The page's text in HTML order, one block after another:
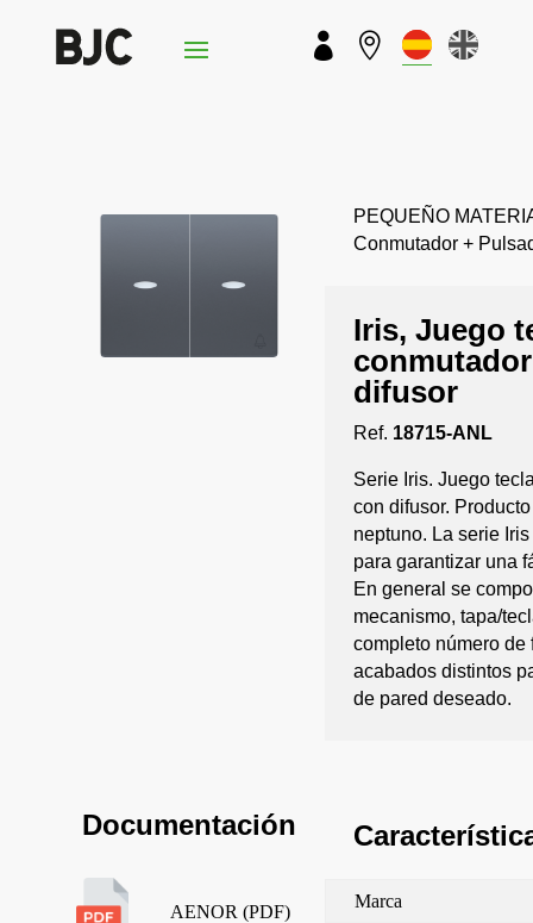
 
PEQUEÑO
Conmutador +
Iris, Juego
difusor
Ref. 18715-ANL
Serie Iris. Juego
con difusor.
neptuno. La serie
para garantizar una
En general se
mecanismo, tapa/
completo número de
acabados distintos
de pared deseado.
Documentación
AENOR (PDF)
Marca